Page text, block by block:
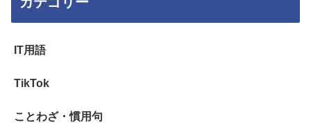
IT用語
TikTok
ことわざ・慣用句